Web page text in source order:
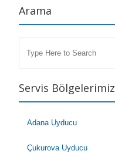
Arama
Search
Servis Bölgelerimiz
Adana Uyducu
Çukurova Uyducu